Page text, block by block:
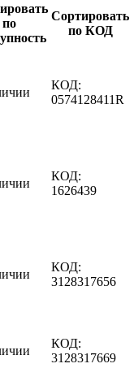
по
Сортировать
по КОД
КОД:
0574128411R
КОД:
1626439
КОД:
3128317656
КОД:
3128317669